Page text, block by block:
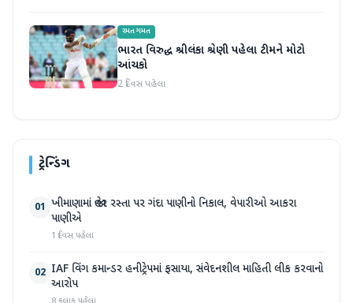
રમતગમત
ભારત વિરુદ્ધ શ્રીલંકા શ્રેણી પહેલા ટીમને મોટો
આંચકો
2 દિવસ પહેલા
ટ્રેન્ડિંગ
01 ખીમાણામાં જાહેર રસ્તા પર ગંદા પાણીનો નિકાલ, વેપારીઓ આકરા
પાણીએ
1 દિવસ પહેલા
02 IAF વિંગ કમાન્ડર હનીટ્રેપમાં ફસાયા, સંવેદનશીલ માહિતી લીક કરવાનો
આરોપ